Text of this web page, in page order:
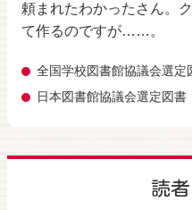
頼まれたわかったさん。
て作るのですが……。
全国学校図書館協議会選定
日本図書館協議会選定図書
読